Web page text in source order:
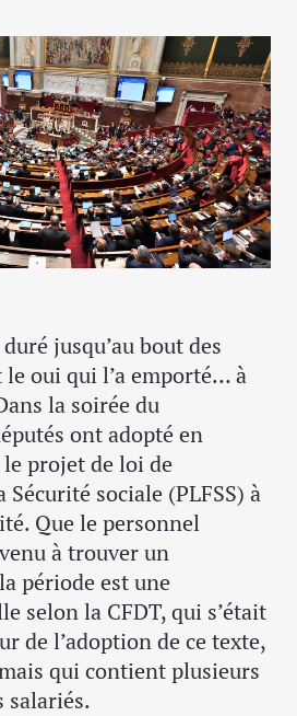
jusqu’au bout des
le oui qui l’a emporté… à
la soirée du
ont adopté en
projet de loi de
sociale (PLFSS) à
Que le personnel
à trouver un
période est une
selon la CFDT, qui s’était
de l’adoption de ce texte,
qui contient plusieurs
salariés.